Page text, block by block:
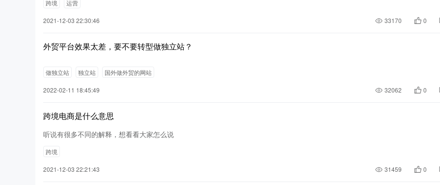
跨境 运营
2021-12-03 22:30:46 33170 0
外贸平台效果太差，要不要转型做独立站？
做独立站 独立站 国外做外贸的网站
2022-02-11 18:45:49 32062 0
跨境电商是什么意思
听说有很多不同的解释，想看看大家怎么说
跨境
2021-12-03 22:21:43 31459 0